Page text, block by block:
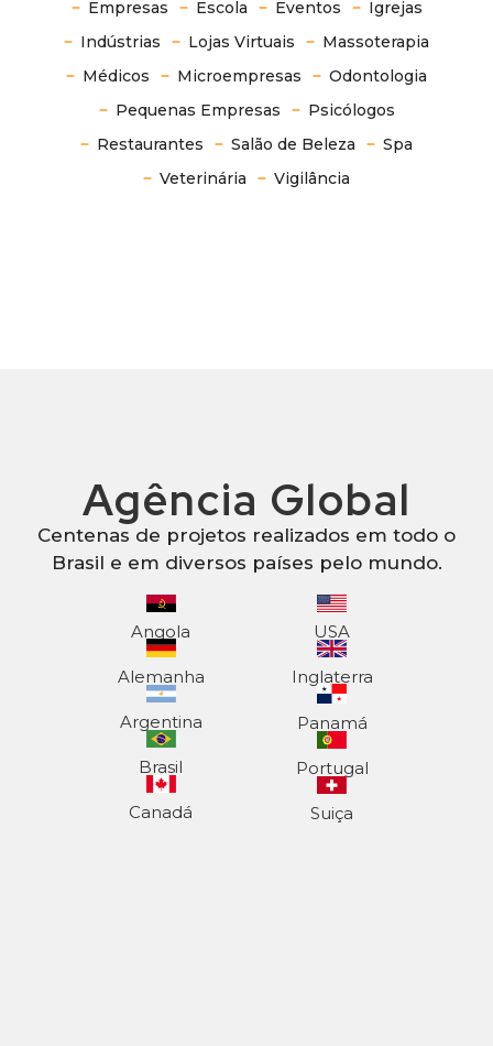
Empresas Escola Eventos
Igrejas
Indústrias
Lojas Virtuais
Massoterapia
Médicos
Microempresas
Odontologia
Pequenas Empresas
Psicólogos
Restaurantes
Salão de Beleza
Spa
Veterinária
Vigilância
Agência Global
Centenas de projetos realizados em todo o
Brasil e em diversos países pelo mundo.
Angola
Alemanha
Argentina
Brasil
Canadá
USA
Inglaterra
Panamá
Portugal
Suiça